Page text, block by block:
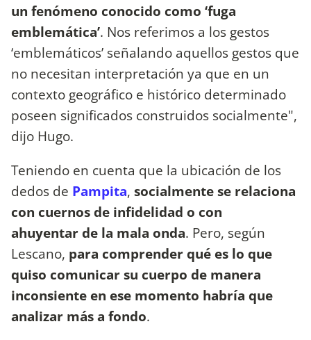
un fenómeno conocido como ‘fuga
emblemática’. Nos referimos a los gestos
‘emblemáticos’ señalando aquellos gestos que
no necesitan interpretación ya que en un
contexto geográfico e histórico determinado
poseen significados construidos socialmente",
dijo Hugo.
Teniendo en cuenta que la ubicación de los
dedos de Pampita, socialmente se relaciona
con cuernos de infidelidad o con
ahuyentar de la mala onda. Pero, según
Lescano, para comprender qué es lo que
quiso comunicar su cuerpo de manera
inconsiente en ese momento habría que
analizar más a fondo.